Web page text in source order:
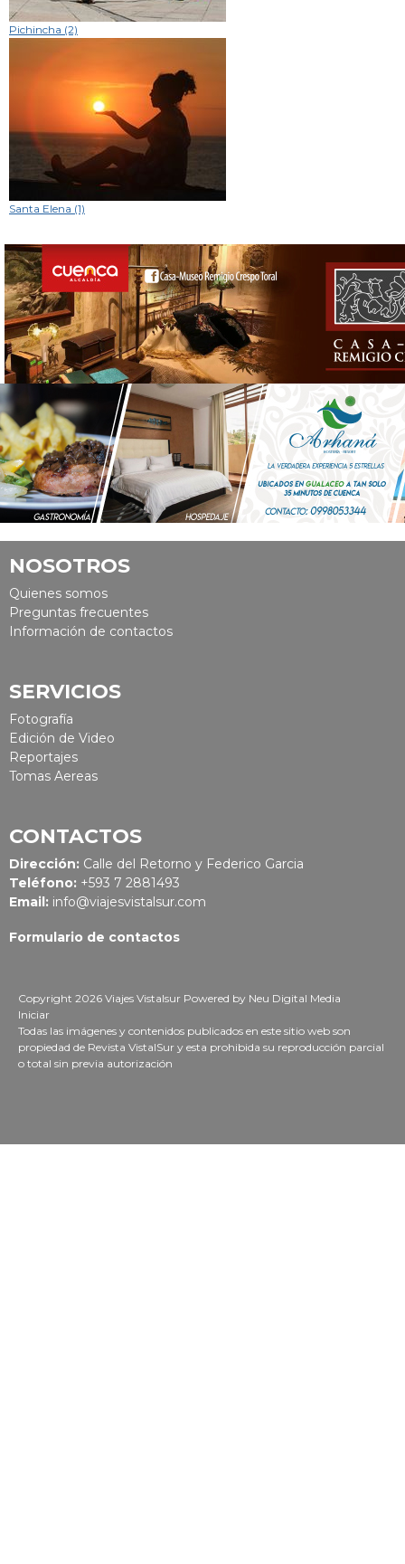
Pichincha (2)
Santa Elena (1)
NOSOTROS
Quienes somos
Preguntas frecuentes
Información de contactos
SERVICIOS
Fotografía
Edición de Video
Reportajes
Tomas Aereas
CONTACTOS
Dirección: Calle del Retorno y Federico Garcia
Teléfono: +593 7 2881493
Email: info@viajesvistalsur.com
Formulario de contactos
Copyright 2026 Viajes Vistalsur Powered by Neu Digital Media
Iniciar
Todas las imágenes y contenidos publicados en este sitio web son
propiedad de Revista VistalSur y esta prohibida su reproducción parcial
o total sin previa autorización